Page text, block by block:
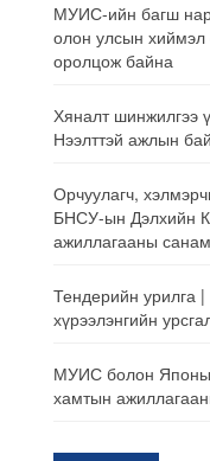
МУИС-ийн багш
олон улсын
оролцож байна
Хяналт шинжилгээ
Нээлттэй ажлын
Орчуулагч,
БНСУ-ын Дэлхийн
ажиллагааны
Тендерийн урилга
хүрээлэнгийн
МУИС болон Японы
хамтын